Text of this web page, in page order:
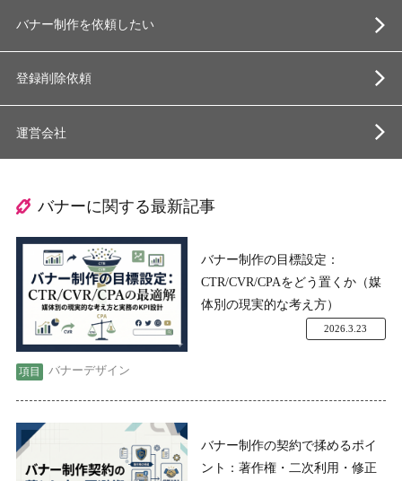
バナー制作を依頼したい
登録削除依頼
運営会社
バナーに関する最新記事
バナー制作の目標設定：
CTR/CVR/CPAをどう置くか（媒
体別の現実的な考え方）
バナーデザイン
2026.3.23
バナー制作の契約で揉めるポイ
ント：著作権・二次利用・修正